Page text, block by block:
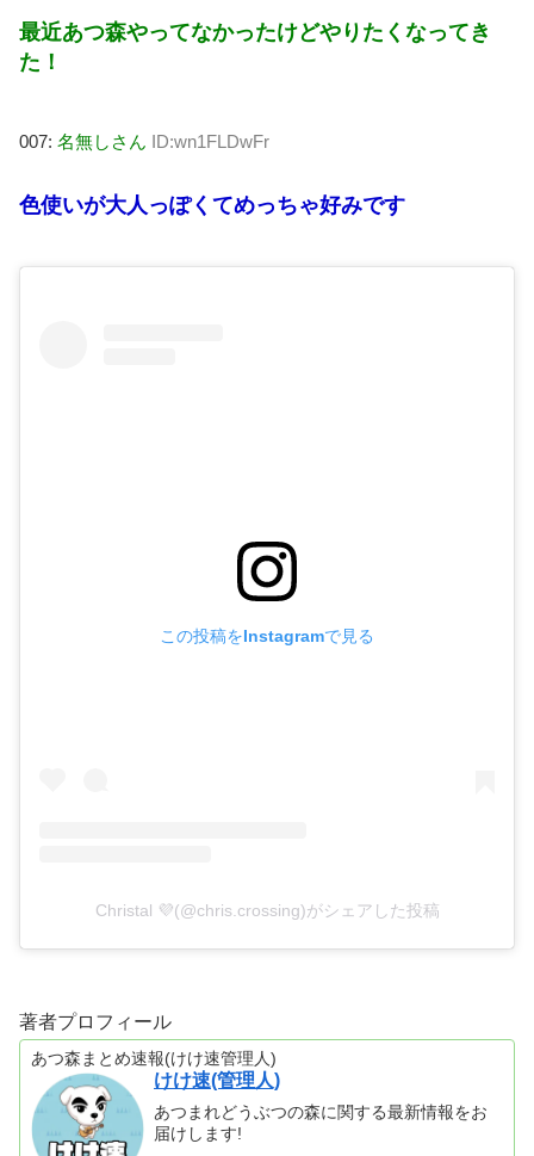
最近あつ森やってなかったけどやりたくなってき
た！
007: 名無しさん ID:wn1FLDwFr
色使いが大人っぽくてめっちゃ好みです
この投稿をInstagramで見る
Christal 💜(@chris.crossing)がシェアした投稿
著者プロフィール
あつ森まとめ速報(けけ速管理人)
けけ速(管理人)
あつまれどうぶつの森に関する最新情報をお
届けします!